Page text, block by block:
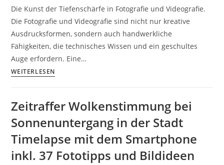
Die Kunst der Tiefenschärfe in Fotografie und Videografie.
Die Fotografie und Videografie sind nicht nur kreative
Ausdrucksformen, sondern auch handwerkliche
Fähigkeiten, die technisches Wissen und ein geschultes
Auge erfordern. Eine…
WEITERLESEN
bei
Foto
Video.
Unterschied
Zeitraffer Wolkenstimmung bei
Sonnenuntergang in der Stadt
Timelapse mit dem Smartphone
inkl. 37 Fototipps und Bildideen